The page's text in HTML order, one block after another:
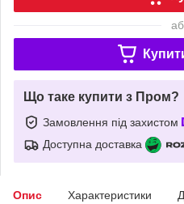
Що таке купити з Пром?
Замовлення під захистом
Доступна доставка
Опис Характеристики